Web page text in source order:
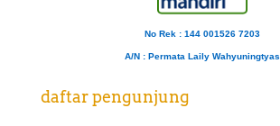
No Rek : 144 001526 7203
A/N : Permata Laily Wahyuningtyas
daftar pengunjung